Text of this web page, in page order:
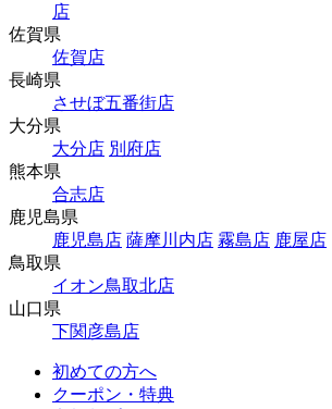
店
佐賀県
佐賀店
長崎県
させぼ五番街店
大分県
大分店 別府店
熊本県
合志店
鹿児島県
鹿児島店 薩摩川内店 霧島店 鹿屋店
鳥取県
イオン鳥取北店
山口県
下関彦島店
初めての方へ
クーポン・特典